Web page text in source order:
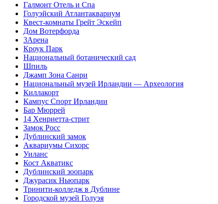
Галмонт Отель и Спа
Голуэйский Атлантаквариум
Квест-комнаты Грейт Эскейп
Дом Вотерфорда
3Арена
Кроук Парк
Национальный ботанический сад
Шпиль
Джамп Зона Санри
Национальный музей Ирландии — Археология
Киллакорт
Кампус Спорт Ирландии
Бар Мюррей
14 Хенриетта-стрит
Замок Росс
Дублинский замок
Аквариумы Сихорс
Уиланc
Кост Акватикс
Дублинский зоопарк
Джурасик Ньюпарк
Тринити-колледж в Дублине
Городской музей Голуэя